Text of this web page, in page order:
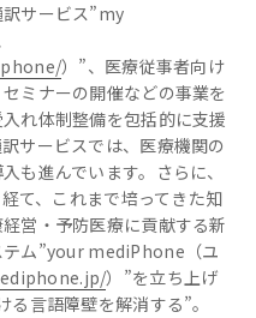
サービス”my
）”、医療従事者向け
ミナーの開催などの事業を
れ体制整備を包括的に支援
サービスでは、医療機関の
も進んでいます。さらに、
て、これまで培ってきた知
営・予防医療に貢献する新
テム”your mediPhone（ユ
）”を立ち上げ
言語障壁を解消する”。